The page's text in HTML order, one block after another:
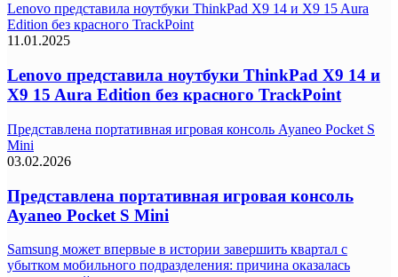
Lenovo представила ноутбуки ThinkPad X9 14 и X9 15 Aura
Edition без красного TrackPoint
11.01.2025
Lenovo представила ноутбуки ThinkPad X9 14 и
X9 15 Aura Edition без красного TrackPoint
Представлена портативная игровая консоль Ayaneo Pocket S
Mini
03.02.2026
Представлена портативная игровая консоль
Ayaneo Pocket S Mini
Samsung может впервые в истории завершить квартал с
убытком мобильного подразделения: причина оказалась